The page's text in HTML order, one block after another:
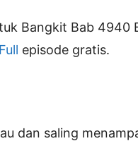
Bangkit Bab 4940
episode gratis.
dan saling